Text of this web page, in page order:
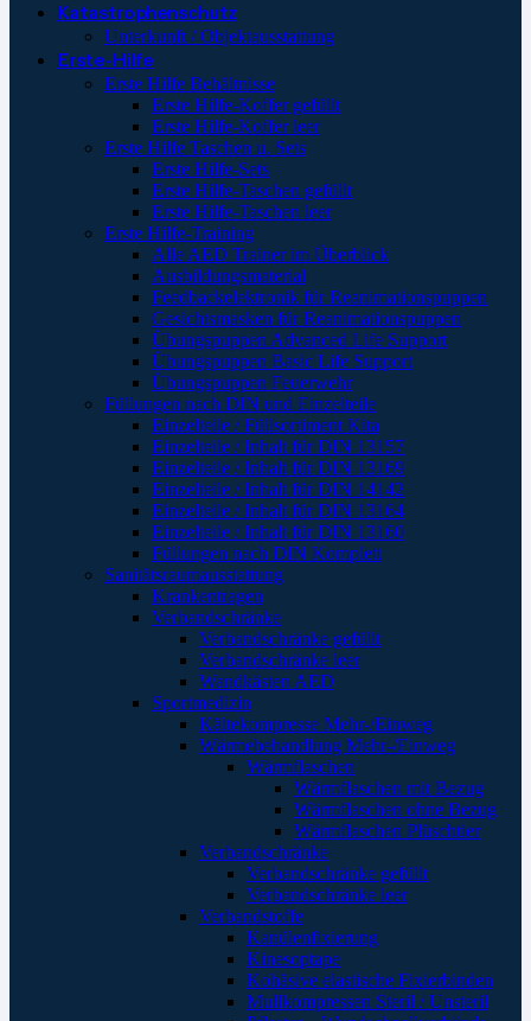
Katastrophenschutz
Unterkunft / Objektausstattung
Erste-Hilfe
Erste Hilfe Behältnisse
Erste Hilfe-Koffer gefüllt
Erste Hilfe-Koffer leer
Erste Hilfe Taschen u. Sets
Erste Hilfe-Sets
Erste Hilfe-Taschen gefüllt
Erste Hilfe-Taschen leer
Erste Hilfe-Training
Alle AED Trainer im Überblick
Ausbildungsmaterial
Feedbackelektronik für Reanimationspuppen
Gesichtsmasken für Reanimationspuppen
Übungspuppen Advanced Life Support
Übungspuppen Basic Life Support
Übungspuppen Feuerwehr
Füllungen nach DIN und Einzelteile
Einzelteile / Füllsortiment Kita
Einzelteile / Inhalt für DIN 13157
Einzelteile / Inhalt für DIN 13169
Einzelteile / Inhalt für DIN 14142
Einzelteile / Inhalt für DIN 13164
Einzelteile / Inhalt für DIN 13160
Füllungen nach DIN Komplett
Sanitätsraumausstattung
Krankentragen
Verbandschränke
Verbandschränke gefüllt
Verbandschränke leer
Wandkästen AED
Sportmedizin
Kältekompresse Mehr-/Einweg
Wärmebehandlung Mehr-/Einweg
Wärmflaschen
Wärmflaschen mit Bezug
Wärmflaschen ohne Bezug
Wärmflaschen Plüschtier
Verbandschränke
Verbandschränke gefüllt
Verbandschränke leer
Verbandstoffe
Kanülenfixierung
Kinesoptape
Kohäsive elastische Fixierbinden
Mullkompressen Steril / Unsteril